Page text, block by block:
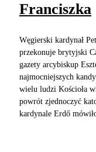
Franciszka
Węgierski kardynał
przekonuje brytyjski
gazety arcybiskup
najmocniejszych
wielu ludzi Kościoła
powrót zjednoczyć
kardynale Erdő